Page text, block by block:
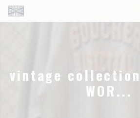
vintage collection
WOR...